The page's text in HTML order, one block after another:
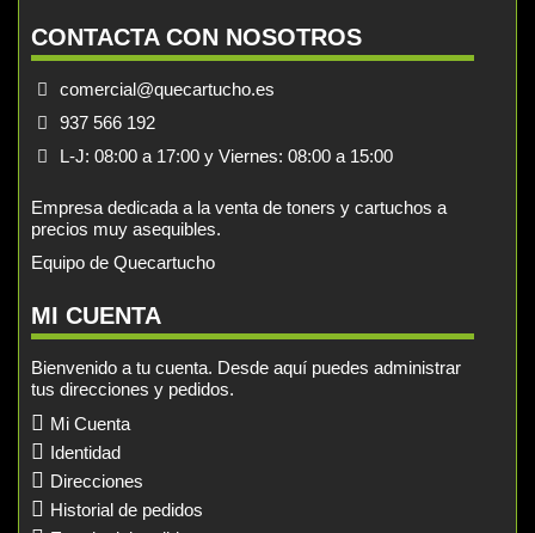
CONTACTA CON NOSOTROS
comercial@quecartucho.es
937 566 192
L-J: 08:00 a 17:00 y Viernes: 08:00 a 15:00
Empresa dedicada a la venta de toners y cartuchos a
precios muy asequibles.
Equipo de Quecartucho
MI CUENTA
Bienvenido a tu cuenta. Desde aquí puedes administrar
tus direcciones y pedidos.
Mi Cuenta
Identidad
Direcciones
Historial de pedidos